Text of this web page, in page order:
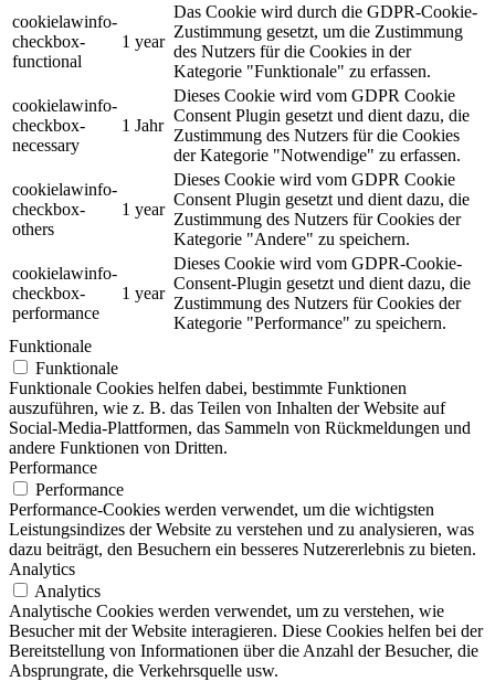
cookielawinfo-
checkbox-
functional
1 year
Das Cookie wird durch die GDPR-Cookie-
Zustimmung gesetzt, um die Zustimmung
des Nutzers für die Cookies in der
Kategorie "Funktionale" zu erfassen.
cookielawinfo-
checkbox-
necessary
1 Jahr
Dieses Cookie wird vom GDPR Cookie
Consent Plugin gesetzt und dient dazu, die
Zustimmung des Nutzers für die Cookies
der Kategorie "Notwendige" zu erfassen.
cookielawinfo-
checkbox-
others
1 year
Dieses Cookie wird vom GDPR Cookie
Consent Plugin gesetzt und dient dazu, die
Zustimmung des Nutzers für Cookies der
Kategorie "Andere" zu speichern.
cookielawinfo-
checkbox-
performance
1 year
Dieses Cookie wird vom GDPR-Cookie-
Consent-Plugin gesetzt und dient dazu, die
Zustimmung des Nutzers für Cookies der
Kategorie "Performance" zu speichern.
Funktionale
Funktionale
Funktionale Cookies helfen dabei, bestimmte Funktionen
auszuführen, wie z. B. das Teilen von Inhalten der Website auf
Social-Media-Plattformen, das Sammeln von Rückmeldungen und
andere Funktionen von Dritten.
Performance
Performance
Performance-Cookies werden verwendet, um die wichtigsten
Leistungsindizes der Website zu verstehen und zu analysieren, was
dazu beiträgt, den Besuchern ein besseres Nutzererlebnis zu bieten.
Analytics
Analytics
Analytische Cookies werden verwendet, um zu verstehen, wie
Besucher mit der Website interagieren. Diese Cookies helfen bei der
Bereitstellung von Informationen über die Anzahl der Besucher, die
Absprungrate, die Verkehrsquelle usw.